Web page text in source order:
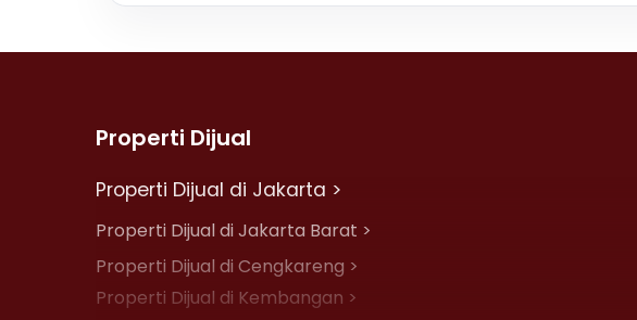
Properti Dijual
Properti Dijual di Jakarta >
Properti Dijual di Jakarta Barat >
Properti Dijual di Cengkareng >
Properti Dijual di Kembangan >